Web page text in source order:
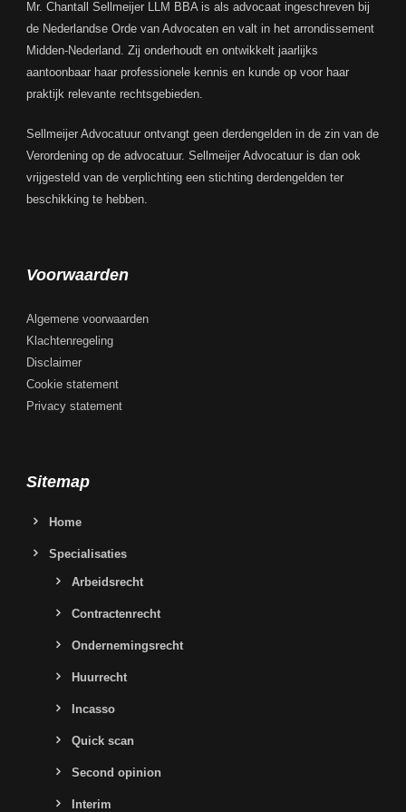
Mr. Chantall Sellmeijer LLM BBA is als advocaat ingeschreven bij
de Nederlandse Orde van Advocaten en valt in het arrondissement
Midden-Nederland. Zij onderhoudt en ontwikkelt jaarlijks
aantoonbaar haar professionele kennis en kunde op voor haar
praktijk relevante rechtsgebieden.
Sellmeijer Advocatuur ontvangt geen derdengelden in de zin van de
Verordening op de advocatuur. Sellmeijer Advocatuur is dan ook
vrijgesteld van de verplichting een stichting derdengelden ter
beschikking te hebben.
Voorwaarden
Algemene voorwaarden
Klachtenregeling
Disclaimer
Cookie statement
Privacy statement
Sitemap
Home
Specialisaties
Arbeidsrecht
Contractenrecht
Ondernemingsrecht
Huurrecht
Incasso
Quick scan
Second opinion
Interim